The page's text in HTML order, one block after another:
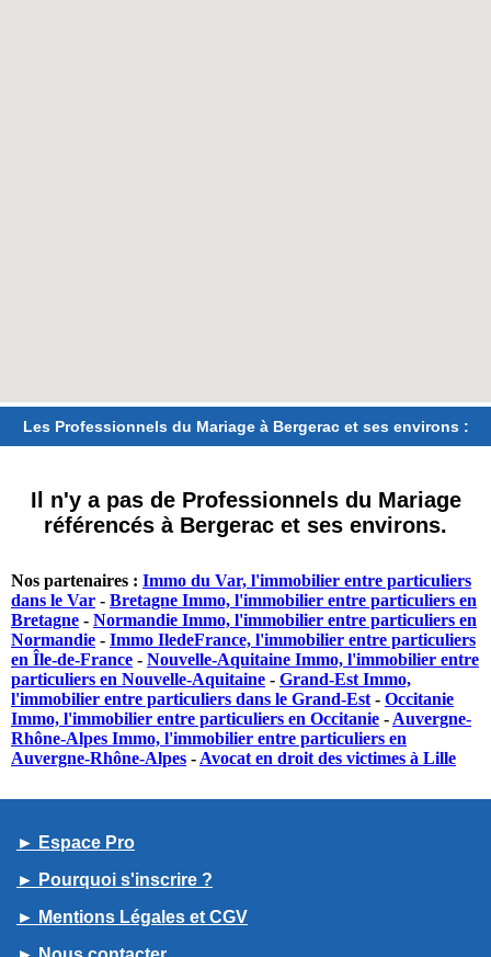
Les Professionnels du Mariage à Bergerac et ses environs :
Il n'y a pas de Professionnels du Mariage
référencés à Bergerac et ses environs.
Nos partenaires : Immo du Var, l'immobilier entre particuliers
dans le Var - Bretagne Immo, l'immobilier entre particuliers en
Bretagne - Normandie Immo, l'immobilier entre particuliers en
Normandie - Immo IledeFrance, l'immobilier entre particuliers
en Île-de-France - Nouvelle-Aquitaine Immo, l'immobilier entre
particuliers en Nouvelle-Aquitaine - Grand-Est Immo,
l'immobilier entre particuliers dans le Grand-Est - Occitanie
Immo, l'immobilier entre particuliers en Occitanie - Auvergne-
Rhône-Alpes Immo, l'immobilier entre particuliers en
Auvergne-Rhône-Alpes - Avocat en droit des victimes à Lille
► Espace Pro
► Pourquoi s'inscrire ?
► Mentions Légales et CGV